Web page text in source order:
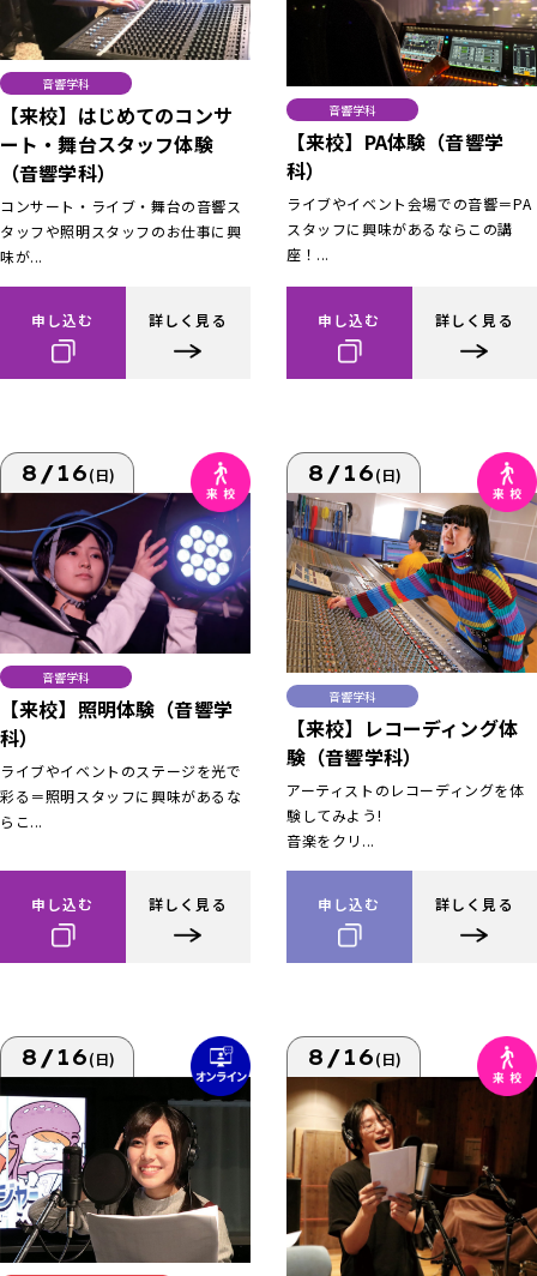
音響学科
【来校】はじめてのコンサ
ート・舞台スタッフ体験
（音響学科）
コンサート・ライブ・舞台の音響ス
タッフや照明スタッフのお仕事に興
味が...
申し込む 詳しく見る
音響学科
【来校】PA体験（音響学
科）
ライブやイベント会場での音響＝PA
スタッフに興味があるならこの講
座！...
申し込む 詳しく見る
8/16(日)
音響学科
【来校】照明体験（音響学
科）
ライブやイベントのステージを光で
彩る＝照明スタッフに興味があるな
らこ...
申し込む 詳しく見る
8/16(日)
音響学科
【来校】レコーディング体
験（音響学科）
アーティストのレコーディングを体
験してみよう!
音楽をクリ...
申し込む 詳しく見る
8/16(日) 8/16(日)